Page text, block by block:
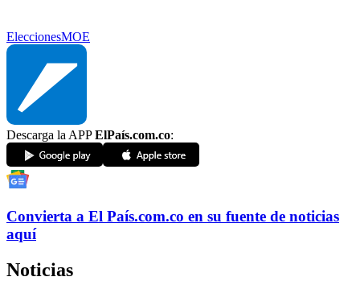
EleccionesMOE
Descarga la APPElPaís.com.co:
Convierta a El País.com.co en su fuente de noticias
aquí
Noticias